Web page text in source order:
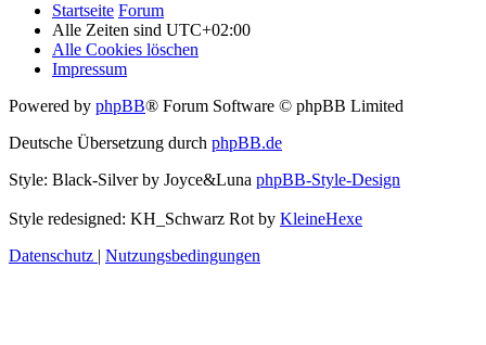
Startseite Forum
Alle Zeiten sind UTC+02:00
Alle Cookies löschen
Impressum
Powered by phpBB® Forum Software © phpBB Limited
Deutsche Übersetzung durch phpBB.de
Style: Black-Silver by Joyce&Luna phpBB-Style-Design
Style redesigned: KH_Schwarz Rot by KleineHexe
Datenschutz | Nutzungsbedingungen